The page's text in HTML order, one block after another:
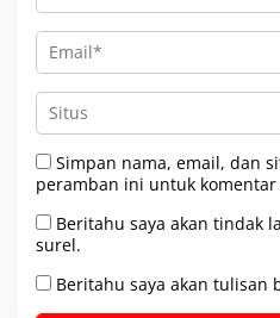
Simpan nama, email, dan
peramban ini untuk komentar
Beritahu saya akan tindak
surel.
Beritahu saya akan tulisan